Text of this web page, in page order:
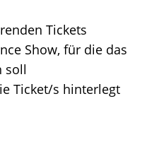
Tickets
Show, für die das
soll
Ticket/s hinterlegt